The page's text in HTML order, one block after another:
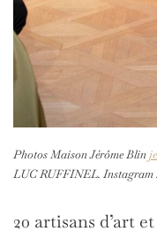
Photos Maison Jérôme Blin
LUC RUFFINEL. Instagram
20 artisans d’art